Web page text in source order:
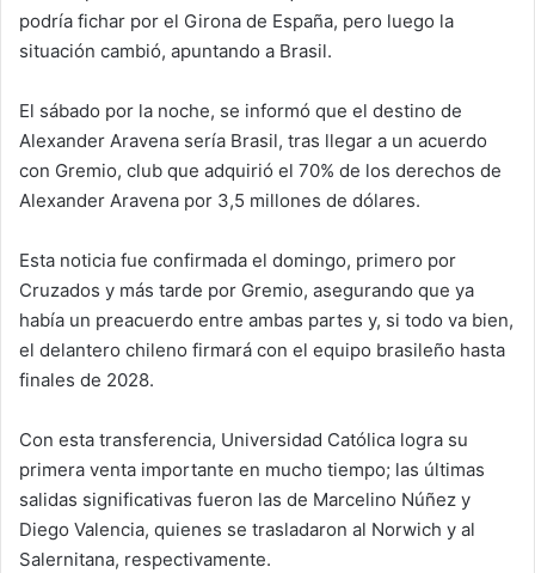
podría fichar por el Girona de España, pero luego la
situación cambió, apuntando a Brasil.
El sábado por la noche, se informó que el destino de
Alexander Aravena sería Brasil, tras llegar a un acuerdo
con Gremio, club que adquirió el 70% de los derechos de
Alexander Aravena por 3,5 millones de dólares.
Esta noticia fue confirmada el domingo, primero por
Cruzados y más tarde por Gremio, asegurando que ya
había un preacuerdo entre ambas partes y, si todo va bien,
el delantero chileno firmará con el equipo brasileño hasta
finales de 2028.
Con esta transferencia, Universidad Católica logra su
primera venta importante en mucho tiempo; las últimas
salidas significativas fueron las de Marcelino Núñez y
Diego Valencia, quienes se trasladaron al Norwich y al
Salernitana, respectivamente.